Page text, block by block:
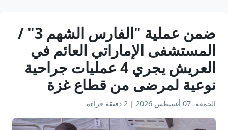
ضمن عملية "الفارس الشهم 3" /
المستشفى الإماراتي العائم في
العريش يجري 4 عمليات جراحية
نوعية لمرضى من قطاع غزة
الجمعة، 07 أغسطس 2026 | 2 دقيقة قراءة